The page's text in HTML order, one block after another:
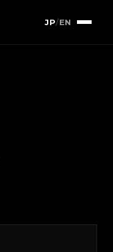
JP/EN